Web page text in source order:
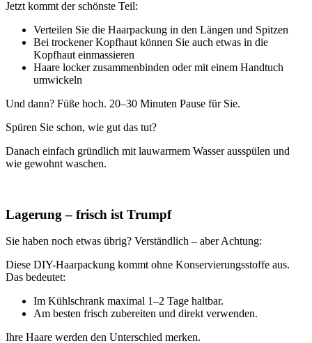
Jetzt kommt der schönste Teil:
Verteilen Sie die Haarpackung in den Längen und Spitzen
Bei trockener Kopfhaut können Sie auch etwas in die
Kopfhaut einmassieren
Haare locker zusammenbinden oder mit einem Handtuch
umwickeln
Und dann? Füße hoch. 20–30 Minuten Pause für Sie.
Spüren Sie schon, wie gut das tut?
Danach einfach gründlich mit lauwarmem Wasser ausspülen und
wie gewohnt waschen.
Lagerung – frisch ist Trumpf
Sie haben noch etwas übrig? Verständlich – aber Achtung:
Diese DIY-Haarpackung kommt ohne Konservierungsstoffe aus.
Das bedeutet:
Im Kühlschrank maximal 1–2 Tage haltbar.
Am besten frisch zubereiten und direkt verwenden.
Ihre Haare werden den Unterschied merken.